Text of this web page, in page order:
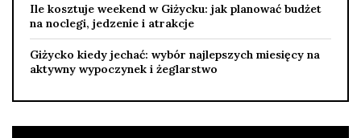
Ile kosztuje weekend w Giżycku: jak planować budżet
na noclegi, jedzenie i atrakcje
Giżycko kiedy jechać: wybór najlepszych miesięcy na
aktywny wypoczynek i żeglarstwo